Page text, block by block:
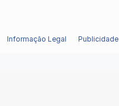
Informação Legal Publicidade